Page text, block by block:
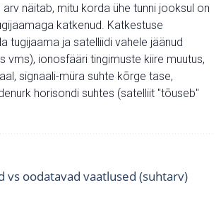
näitab, mitu korda ühe tunni jooksul on
katkenud. Katkestuse
tugijaama ja satelliidi vahele jäänud
vms), ionosfääri tingimuste kiire muutus,
signaali-müra suhte kõrge tase,
horisondi suhtes (satelliit "tõuseb"
vs oodatavad vaatlused (suhtarv)